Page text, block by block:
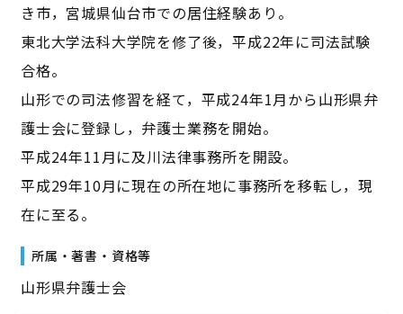
き市，宮城県仙台市での居住経験あり。
東北大学法科大学院を修了後，平成22年に司法試験
合格。
山形での司法修習を経て，平成24年1月から山形県弁
護士会に登録し，弁護士業務を開始。
平成24年11月に及川法律事務所を開設。
平成29年10月に現在の所在地に事務所を移転し，現
在に至る。
所属・著書・資格等
山形県弁護士会